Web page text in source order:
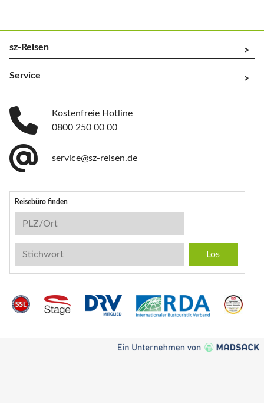
sz-Reisen ^
Service ^
Kostenfreie Hotline
0800 250 00 00
service@sz-reisen.de
Reisebüro finden
Reisebüro-Suche
PLZ/Ort